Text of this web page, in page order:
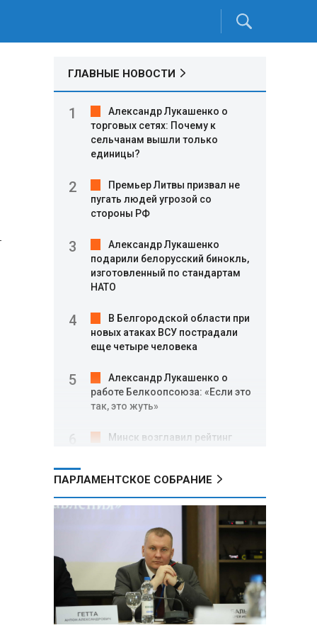
ГЛАВНЫЕ НОВОСТИ
Александр Лукашенко о
торговых сетях: Почему к
сельчанам вышли только
единицы?
Премьер Литвы призвал не
пугать людей угрозой со
стороны РФ
Александр Лукашенко
подарили белорусский бинокль,
изготовленный по стандартам
НАТО
В Белгородской области при
новых атаках ВСУ пострадали
еще четыре человека
Александр Лукашенко о
работе Белкоопсоюза: «Если это
так, это жуть»
Минск возглавил рейтинг
Минобороны РФ: при
освобождении Анискино ВСУ
понесли большие потери, часть
военных сдалась в плен
Александр Лукашенко:
Россияне «услышали батьку» и
скупают пустующие дома в
белорусских деревнях
ПАРЛАМЕНТСКОЕ СОБРАНИЕ